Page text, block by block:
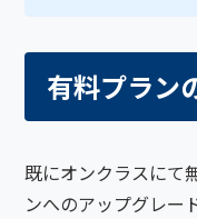
有料プラン
既にオンクラスにて
ンへのアップグレー